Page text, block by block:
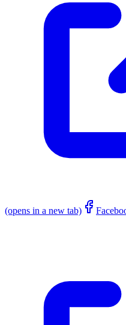
(opens in a new tab)